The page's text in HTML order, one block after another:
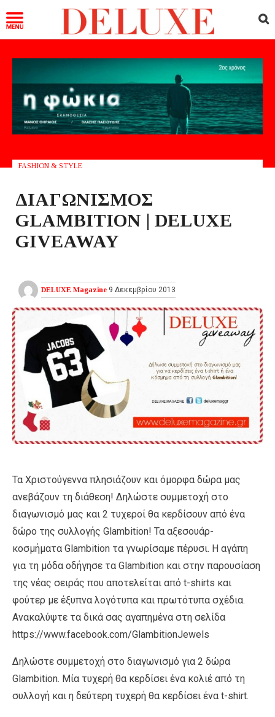
FASHION & STYLE
ΔΙΑΓΩΝΙΣΜΟΣ
GLAMBITION | DELUXE
GIVEAWAY
DELUXE Magazine 9 Δεκεμβρίου 2013
Τα Χριστούγεννα πλησιάζουν και όμορφα δώρα μας
ανεβάζουν τη διάθεση! Δηλώστε συμμετοχή στο
διαγωνισμό μας και 2 τυχεροί θα κερδίσουν από ένα
δώρο της συλλογής Glambition! Τα αξεσουάρ-
κοσμήματα Glambition τα γνωρίσαμε πέρυσι. Η αγάπη
για τη μόδα οδήγησε τα Glambition και στην παρουσίαση
της νέας σειράς που αποτελείται από t-shirts και
φούτερ με έξυπνα λογότυπα και πρωτότυπα σχέδια.
Ανακαλύψτε τα δικά σας αγαπημένα στη σελίδα
https://www.facebook.com/GlambitionJewels
Δηλώστε συμμετοχή στο διαγωνισμό για 2 δώρα
Glambition. Μία τυχερή θα κερδίσει ένα κολιέ από τη
συλλογή και η δεύτερη τυχερή θα κερδίσει ένα t-shirt.